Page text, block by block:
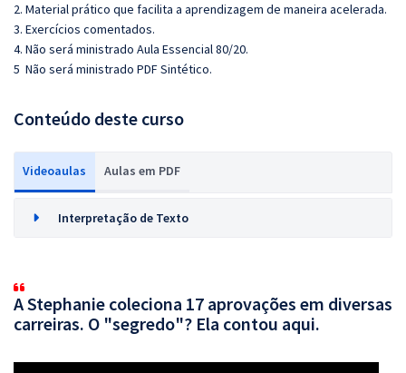
2. Material prático que facilita a aprendizagem de maneira acelerada.
3. Exercícios comentados.
4. Não será ministrado Aula Essencial 80/20.
5 Não será ministrado PDF Sintético.
Conteúdo deste curso
Videoaulas Aulas em PDF
Interpretação de Texto
A Stephanie coleciona 17 aprovações em diversas
carreiras. O "segredo"? Ela contou aqui.